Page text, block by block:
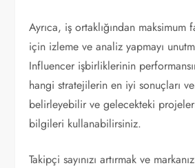
Ayrıca, iş ortaklığından maksimum
için izleme ve analiz yapmayı
Influencer işbirliklerinin
hangi stratejilerin en iyi sonuçları
belirleyebilir ve gelecekteki
bilgileri kullanabilirsiniz.
Takipçi sayınızı artırmak ve